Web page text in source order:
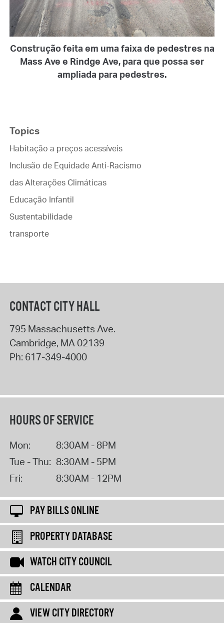
Construção feita em uma faixa de pedestres na
Mass Ave e Rindge Ave, para que possa ser
ampliada para pedestres.
Topics
Habitação a preços acessíveis
Inclusão de Equidade Anti-Racismo
das Alterações Climáticas
Educação Infantil
Sustentabilidade
transporte
CONTACT CITY HALL
795 Massachusetts Ave.
Cambridge, MA02139
Ph: 617-349-4000
HOURS OF SERVICE
Mon:
8:30AM - 8PM
Tue - Thu: 8:30AM - 5PM
Fri:
8:30AM - 12PM
PAY BILLS ONLINE
PROPERTY DATABASE
WATCH CITY COUNCIL
CALENDAR
VIEW CITY DIRECTORY